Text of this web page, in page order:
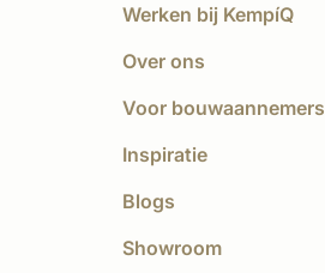
Werken bij KempíQ
Over ons
Voor bouwaannemers
Inspiratie
Blogs
Showroom